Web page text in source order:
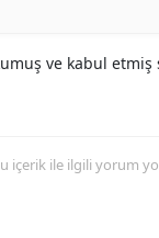
ve kabul etmiş
içerik ile ilgili yorum